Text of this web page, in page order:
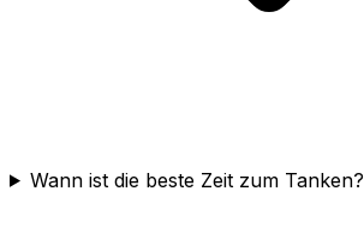
Wann ist die beste Zeit zum Tanken?